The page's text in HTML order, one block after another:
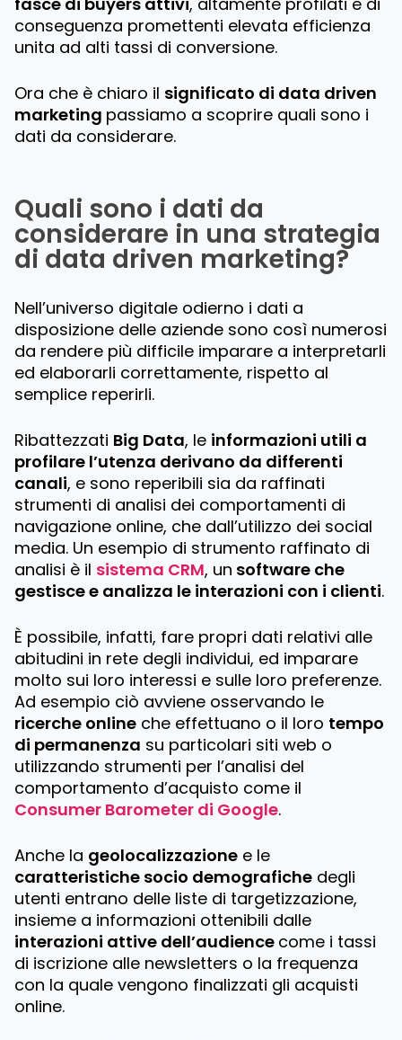
conseguenza promettenti elevata efficienza
unita ad alti tassi di conversione.
Ora che è chiaro il significato di data driven
marketing passiamo a scoprire quali sono i
dati da considerare.
Quali sono i dati da
considerare in una strategia
di data driven marketing?
Nell’universo digitale odierno i dati a
disposizione delle aziende sono così numerosi
da rendere più difficile imparare a interpretarli
ed elaborarli correttamente, rispetto al
semplice reperirli.
Ribattezzati Big Data, le informazioni utili a
profilare l’utenza derivano da differenti
canali, e sono reperibili sia da raffinati
strumenti di analisi dei comportamenti di
navigazione online, che dall’utilizzo dei social
media. Un esempio di strumento raffinato di
analisi è il sistema CRM, un software che
gestisce e analizza le interazioni con i clienti.
È possibile, infatti, fare propri dati relativi alle
abitudini in rete degli individui, ed imparare
molto sui loro interessi e sulle loro preferenze.
Ad esempio ciò avviene osservando le
ricerche online che effettuano o il loro tempo
di permanenza su particolari siti web o
utilizzando strumenti per l’analisi del
comportamento d’acquisto come il
Consumer Barometer di Google.
Anche la geolocalizzazione e le
caratteristiche socio demografiche degli
utenti entrano delle liste di targetizzazione,
insieme a informazioni ottenibili dalle
interazioni attive dell’audience come i tassi
di iscrizione alle newsletters o la frequenza
con la quale vengono finalizzati gli acquisti
online.